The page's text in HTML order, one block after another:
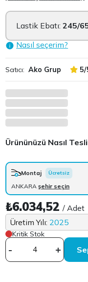
Lastik Ebatı:245/
Nasıl seçerim?
Satıcı: Ako Grup 5/
Ürününüzü Nasıl
Montaj Ücretsiz
ANKARAşehir seçin
₺6.034,52/ Adet
Üretim Yılı: 2025
Kritik Stok
- +